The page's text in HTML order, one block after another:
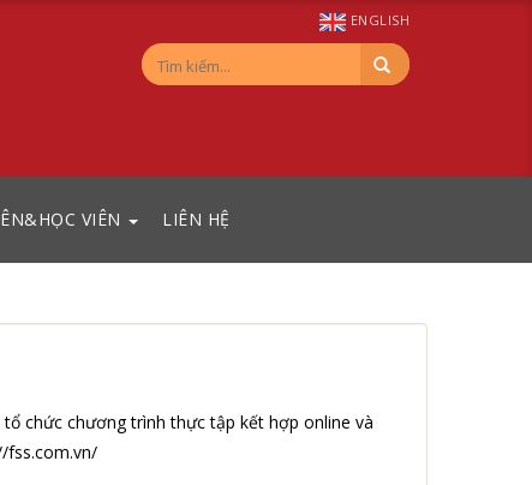
ENGLISH
VIÊN LIÊN HỆ
tổ chức chương trình thực tập kết hợp online và
fss.com.vn/